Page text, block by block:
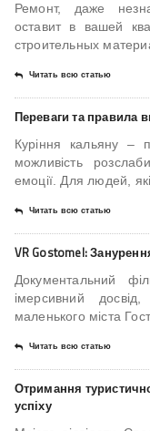
Ремонт, даже
оставит в вашей
строительных
Читать всю статью
Переваги та правила
Куріння кальяну –
можливість
емоції. Для людей,
Читать всю статью
VR Gostomel:
Документальний
імерсивний
маленького міста
Читать всю статью
Отримання
успіху